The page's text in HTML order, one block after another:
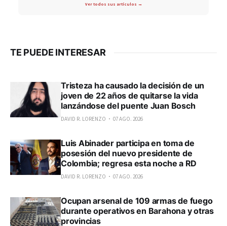
Ver todos sus artículos →
TE PUEDE INTERESAR
Tristeza ha causado la decisión de un
joven de 22 años de quitarse la vida
lanzándose del puente Juan Bosch
DAVID R. LORENZO 07 AGO. 2026
Luis Abinader participa en toma de
posesión del nuevo presidente de
Colombia; regresa esta noche a RD
DAVID R. LORENZO 07 AGO. 2026
Ocupan arsenal de 109 armas de fuego
durante operativos en Barahona y otras
provincias